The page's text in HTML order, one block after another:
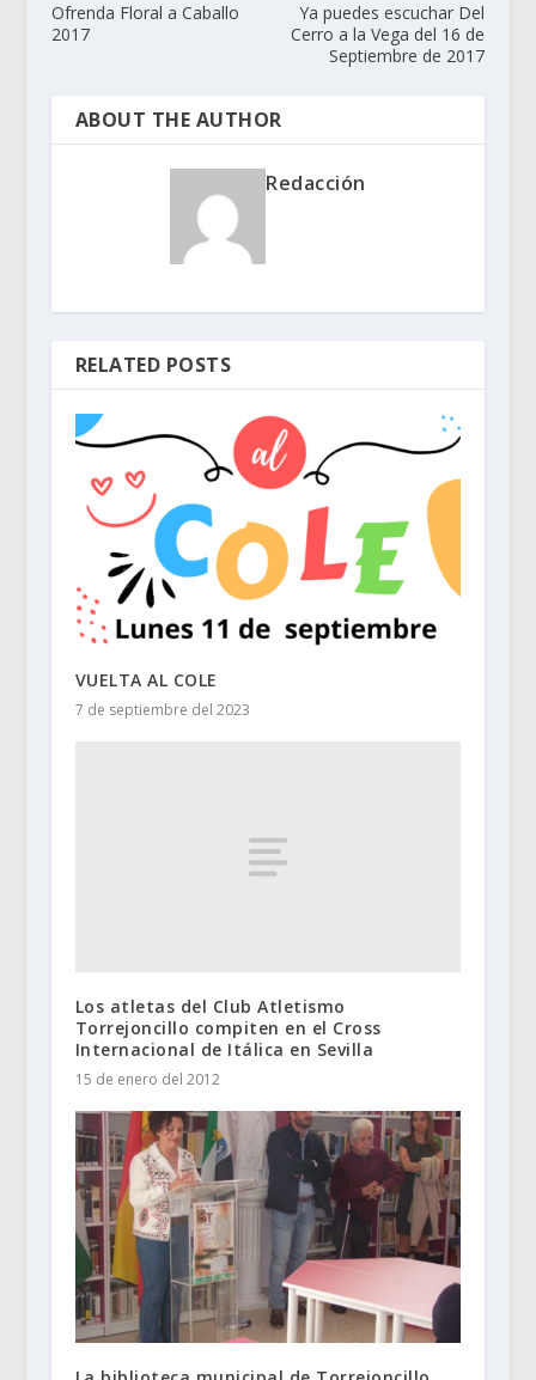
Ofrenda Floral a Caballo
2017
Ya puedes escuchar Del
Cerro a la Vega del 16 de
Septiembre de 2017
ABOUT THE AUTHOR
Redacción
RELATED POSTS
VUELTA AL COLE
7 de septiembre del 2023
Los atletas del Club Atletismo
Torrejoncillo compiten en el Cross
Internacional de Itálica en Sevilla
15 de enero del 2012